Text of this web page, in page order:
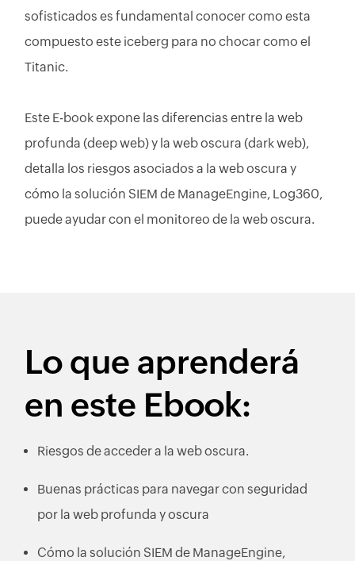
sofisticados es fundamental conocer como esta
compuesto este iceberg para no chocar como el
Titanic.
Este E-book expone las diferencias entre la web
profunda (deep web) y la web oscura (dark web),
detalla los riesgos asociados a la web oscura y
cómo la solución SIEM de ManageEngine, Log360,
puede ayudar con el monitoreo de la web oscura.
Lo que aprenderá
en este Ebook:
Riesgos de acceder a la web oscura.
Buenas prácticas para navegar con seguridad
por la web profunda y oscura
Cómo la solución SIEM de ManageEngine,